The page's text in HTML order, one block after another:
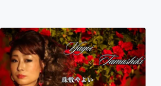
テクノロジー・ガジェット